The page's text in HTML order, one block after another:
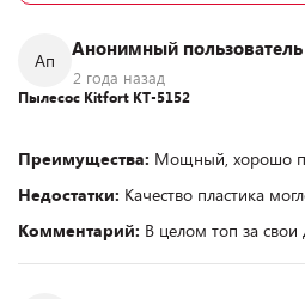
Ап
Анонимный пользователь
2 года назад
Пылесос Kitfort КТ-5152
Преимущества: Мощный, хорошо
Недостатки: Качество пластика
Комментарий: В целом топ за свои